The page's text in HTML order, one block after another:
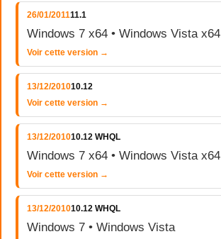
26/01/201111.1
Windows 7 x64 • Windows Vista x64
Voir cette version →
13/12/201010.12
Voir cette version →
13/12/201010.12 WHQL
Windows 7 x64 • Windows Vista x64
Voir cette version →
13/12/201010.12 WHQL
Windows 7 • Windows Vista